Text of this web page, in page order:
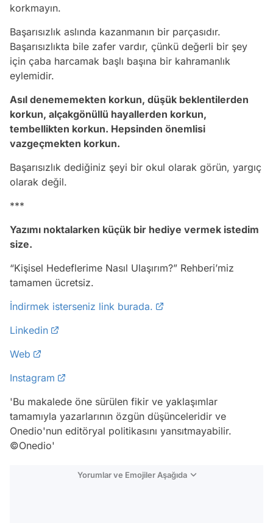
korkmayın.
Başarısızlık aslında kazanmanın bir parçasıdır.
Başarısızlıkta bile zafer vardır, çünkü değerli bir şey
için çaba harcamak başlı başına bir kahramanlık
eylemidir.
Asıl denememekten korkun, düşük beklentilerden
korkun, alçakgönüllü hayallerden korkun,
tembellikten korkun. Hepsinden önemlisi
vazgeçmekten korkun.
Başarısızlık dediğiniz şeyi bir okul olarak görün, yargıç
olarak değil.
***
Yazımı noktalarken küçük bir hediye vermek istedim
size.
“Kişisel Hedeflerime Nasıl Ulaşırım?” Rehberi’miz
tamamen ücretsiz.
İndirmek isterseniz link burada.
Linkedin
Web
Instagram
'Bu makalede öne sürülen fikir ve yaklaşımlar
tamamıyla yazarlarının özgün düşünceleridir ve
Onedio'nun editöryal politikasını yansıtmayabilir.
©Onedio'
Yorumlar ve Emojiler Aşağıda